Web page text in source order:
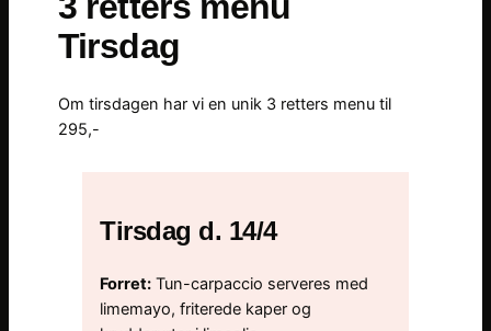
Tirsdag
Om tirsdagen har vi en unik 3 retters menu til
295,-
Tirsdag d. 14/4
Forret: Tun-carpaccio serveres med
limemayo, friterede kaper og